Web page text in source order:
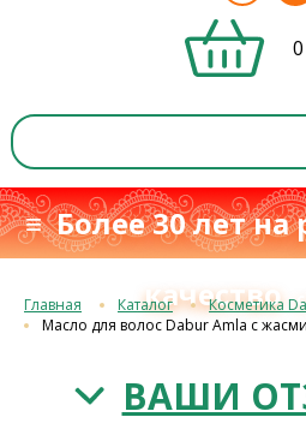
≡ Более 30 лет
качество
Главная Каталог
Косметика
Масло для волос Dabur Amla с
ВАШИ